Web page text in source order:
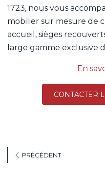
1723, nous vous
mobilier sur mesure de
accueil, sièges
large gamme exclusive
Des conditions
avec ce fournisseur,
En
CONTACTER
PRÉCÉDENT